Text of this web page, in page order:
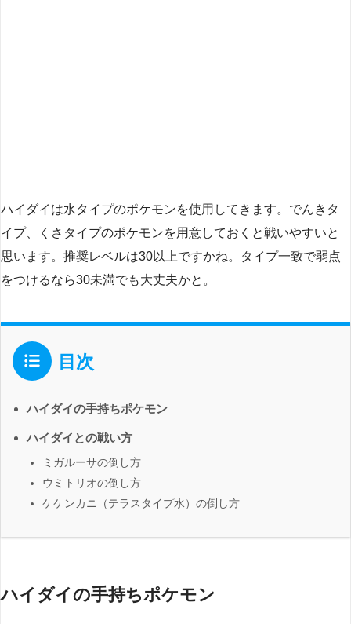
ハイダイは水タイプのポケモンを使用してきます。でんきタ
イプ、くさタイプのポケモンを用意しておくと戦いやすいと
思います。推奨レベルは30以上ですかね。タイプ一致で弱点
をつけるなら30未満でも大丈夫かと。
目次
ハイダイの手持ちポケモン
ハイダイとの戦い方
ミガルーサの倒し方
ウミトリオの倒し方
ケケンカニ（テラスタイプ水）の倒し方
ハイダイの手持ちポケモン